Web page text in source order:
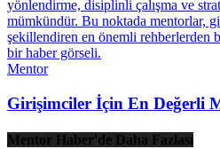
Mentor
Girişimciler İçin En Değerli
Mentor Haber'de Daha Fazlası